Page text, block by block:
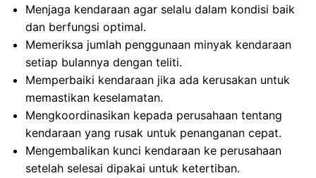
Menjaga kendaraan agar selalu dalam kondisi baik
dan berfungsi optimal.
Memeriksa jumlah penggunaan minyak kendaraan
setiap bulannya dengan teliti.
Memperbaiki kendaraan jika ada kerusakan untuk
memastikan keselamatan.
Mengkoordinasikan kepada perusahaan tentang
kendaraan yang rusak untuk penanganan cepat.
Mengembalikan kunci kendaraan ke perusahaan
setelah selesai dipakai untuk ketertiban.